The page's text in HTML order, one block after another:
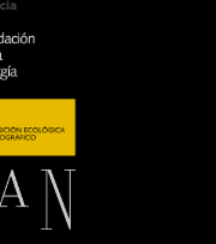
el
supone
con
la vida
de